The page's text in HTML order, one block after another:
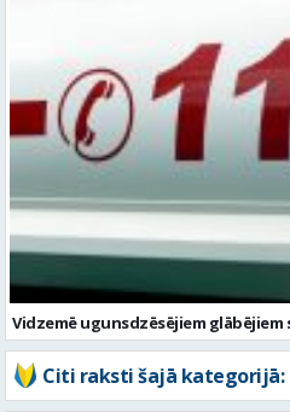
Vidzemē ugunsdzēsējiem
Citi raksti šajā kategorijā: